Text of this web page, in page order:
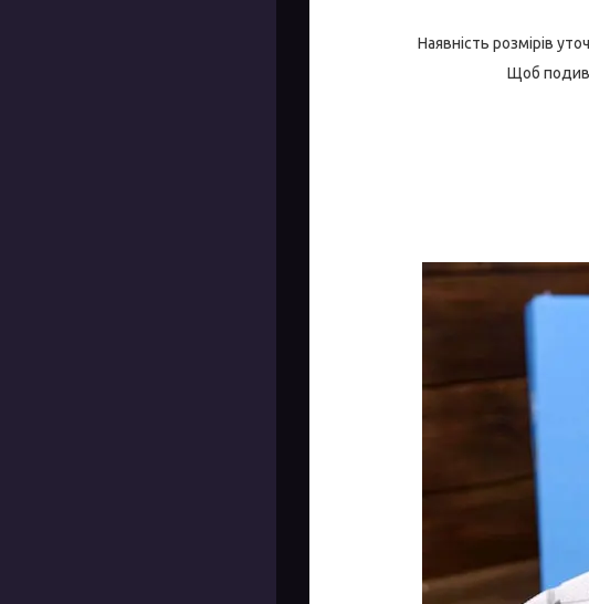
Наявність розмірів
Щоб